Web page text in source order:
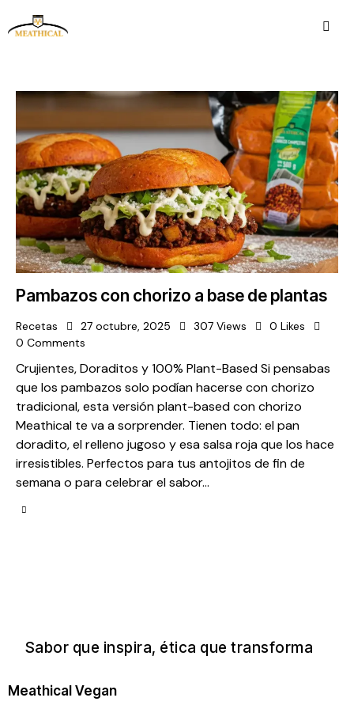
Pambazos con chorizo a base de plantas
Recetas 27 octubre, 2025 307 Views 0 Likes
0 Comments
Crujientes, Doraditos y 100% Plant-Based Si pensabas
que los pambazos solo podían hacerse con chorizo
tradicional, esta versión plant-based con chorizo
Meathical te va a sorprender. Tienen todo: el pan
doradito, el relleno jugoso y esa salsa roja que los hace
irresistibles. Perfectos para tus antojitos de fin de
semana o para celebrar el sabor…
Sabor que inspira, ética que transforma
Meathical Vegan